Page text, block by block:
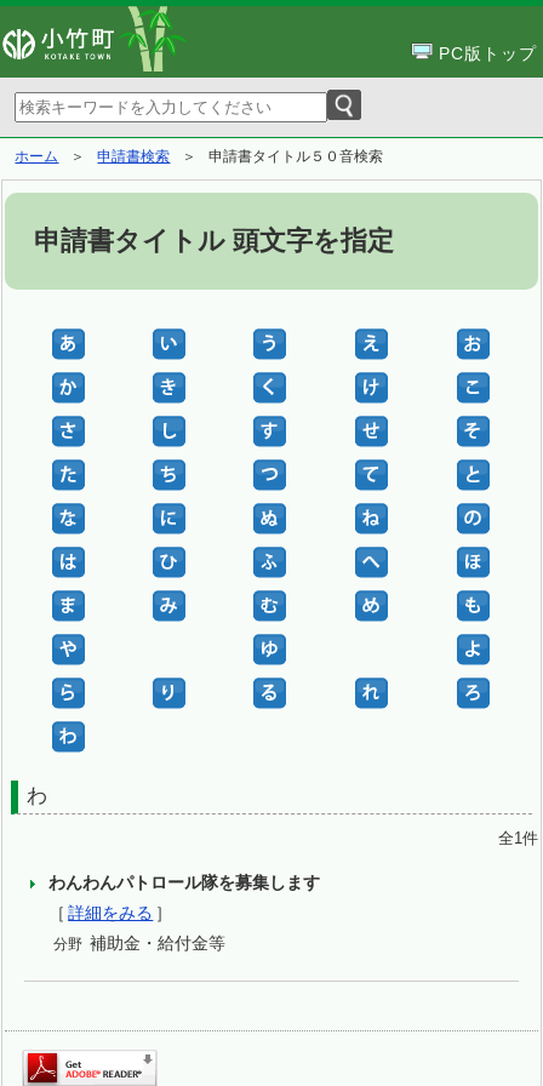
PC版トップ
ホーム 申請書検索 申請書タイトル５０音検索
申請書タイトル 頭文字を指定
わ
全1件
わんわんパトロール隊を募集します
［ 詳細をみる ］
分野 補助金・給付金等